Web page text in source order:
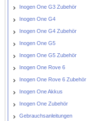
Inogen One G3 Zubehör
Inogen One G4
Inogen One G4 Zubehör
Inogen One G5
Inogen One G5 Zubehör
Inogen One Rove 6
Inogen One Rove 6 Zubehör
Inogen One Akkus
Inogen One Zubehör
Gebrauchsanleitungen